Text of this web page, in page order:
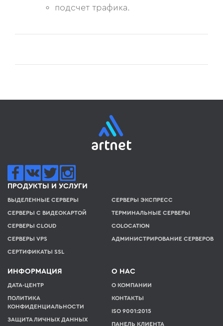
подсчет трафика.
ПРОДУКТЫ И УСЛУГИ
ВЫДЕЛЕННЫЕ СЕРВЕРЫ СЕРВЕРЫ ЭКСПРЕСС
СЕРВЕРЫ С ВИДЕОКАРТОЙ ТЕРМИНАЛЬНЫЕ СЕРВЕРЫ
СЕРВЕРЫ CLOUD COLOCATION
СЕРВЕРЫ VPS АДМИНИСТРИРОВАНИЕ СЕРВЕРОВ
СЕРТИФИКАТЫ SSL
ИНФОРМАЦИЯ
ДАТА-ЦЕНТР
ПОЛИТИКА
КОНФИДЕНЦИАЛЬНОСТИ
ЗАЩИТА ЛИЧНЫХ ДАННЫХ
О НАС
О КОМПАНИИ
КОНТАКТЫ
ISO 9001:2015
ПАНЕЛЬ КЛИЕНТА